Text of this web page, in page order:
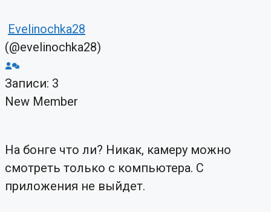
Evelinochka28
(@evelinochka28)
Записи: 3
New Member
На бонге что ли? Никак, камеру можно
смотреть только с компьютера. С
приложения не выйдет.